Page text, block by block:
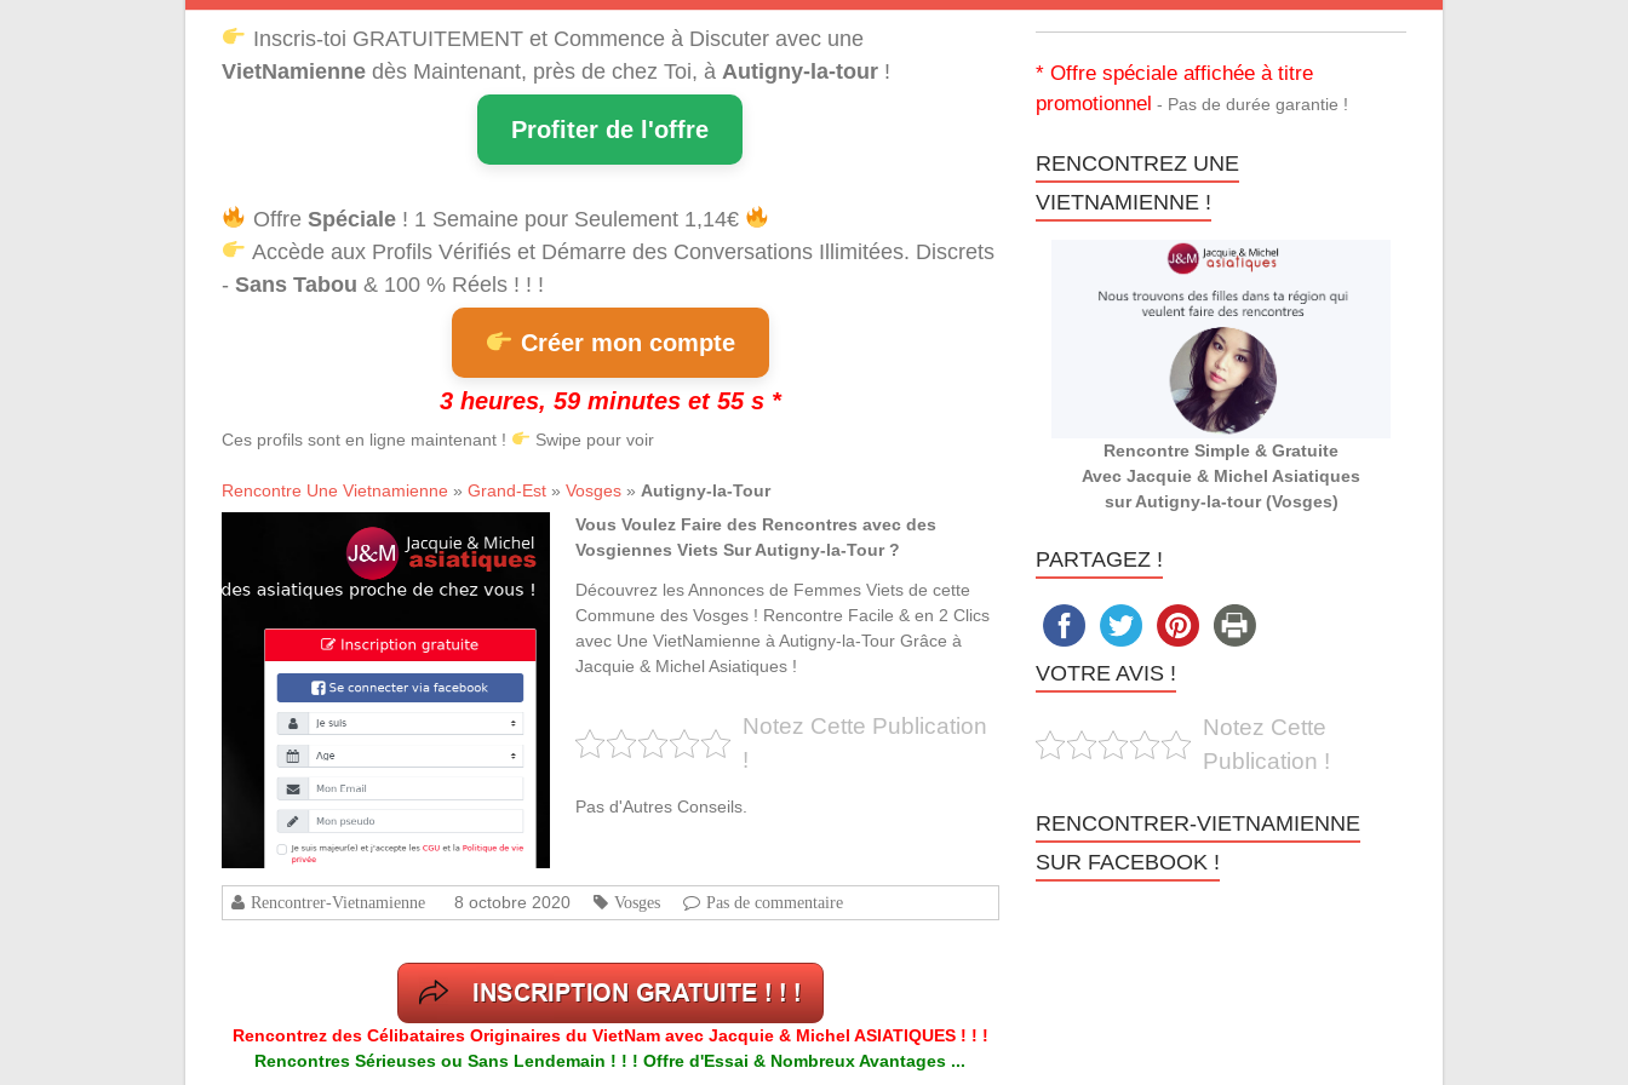
Inscris-toi GRATUITEMENT et Commence à Discuter avec une
VietNamienne dès Maintenant, près de chez Toi, à Autigny-la-tour !
Profiter de l'offre
Offre Spéciale! 1 Semaine pour Seulement 1,14€
Accède aux Profils Vérifiés et Démarre des Conversations Illimitées. Discrets
- Sans Tabou & 100 % Réels ! ! !
Créer mon compte
3 heures, 59 minutes et 54 s *
Ces profils sont en ligne maintenant ! Swipe pour voir
Rencontre Une Vietnamienne » Grand-Est » Vosges » Autigny-la-Tour
Vous Voulez Faire des Rencontres avec des
Vosgiennes Viets Sur Autigny-la-Tour ?
Découvrez les Annonces de Femmes Viets de cette
Commune des Vosges ! Rencontre Facile & en 2 Clics
avec Une VietNamienne à Autigny-la-Tour Grâce à
Jacquie & Michel Asiatiques !
Notez Cette Publication
!
Pas d'Autres Conseils.
Rencontrer-Vietnamienne 8 octobre 2020 Vosges Pas de commentaire
Rencontrez des Célibataires Originaires du VietNam avec Jacquie & Michel ASIATIQUES ! ! !
Rencontres Sérieuses ou Sans Lendemain ! ! ! Offre d'Essai & Nombreux Avantages ...
* Offre spéciale affichée à titre
promotionnel - Pas de durée garantie !
RENCONTREZ UNE
VIETNAMIENNE !
Rencontre Simple & Gratuite
Avec Jacquie & Michel Asiatiques
sur Autigny-la-tour (Vosges)
PARTAGEZ !
VOTRE AVIS !
Notez Cette
Publication !
RENCONTRER-VIETNAMIENNE
SUR FACEBOOK !